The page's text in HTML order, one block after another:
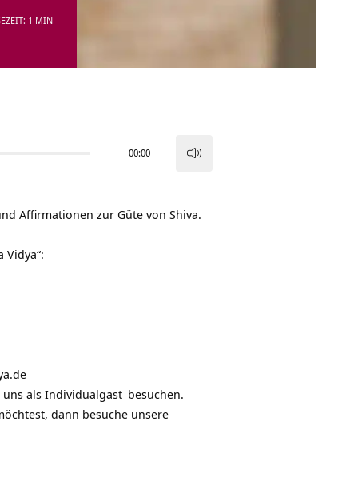
1 MIN
00:00
Affirmationen zur Güte von Shiva.
Vidya“:
als Individualgast besuchen.
dann besuche unsere